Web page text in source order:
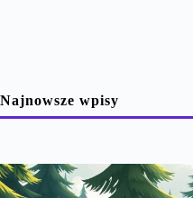
Najnowsze wpisy